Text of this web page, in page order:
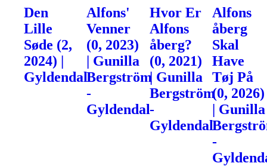
Den
Lille
Søde (2,
2024) |
Gyldendal
Alfons'
Venner
(0, 2023)
| Gunilla
Bergström
-
Gyldendal
Hvor Er
Alfons
åberg?
(0, 2021)
| Gunilla
Bergström
-
Gyldendal
Alfons
åberg
Skal
Have
Tøj På
(0, 2026)
| Gunilla
-